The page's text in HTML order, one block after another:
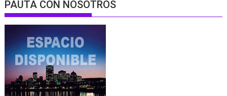
PAUTA CON NOSOTROS